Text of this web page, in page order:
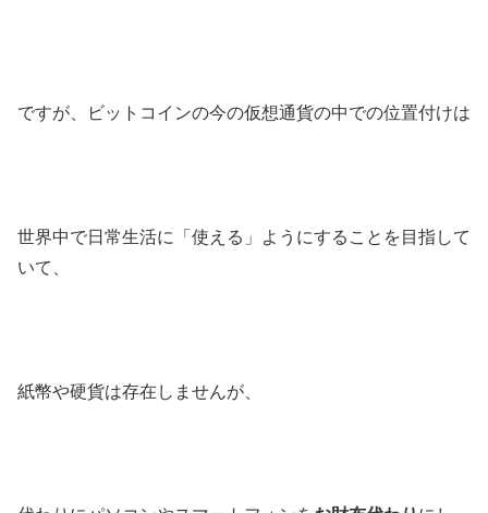
ですが、ビットコインの今の仮想通貨の中での位置付けは
世界中で日常生活に「 使える 」ようにすることを目指して
いて、
紙幣や硬貨は存在しませんが、